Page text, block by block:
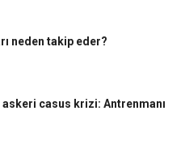
neden takip eder?
casus krizi: Antrenmanı